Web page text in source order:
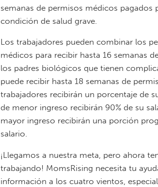
semanas de permisos médicos pagados
condición de salud grave.
Los trabajadores pueden combinar los
médicos para recibir hasta 16 semanas
los padres biológicos que tienen
puede recibir hasta 18 semanas de
trabajadores recibirán un porcentaje de
de menor ingreso recibirán 90% de su
mayor ingreso recibirán una porción
salario.
¡Llegamos a nuestra meta, pero ahora
trabajando! MomsRising necesita tu
información a los cuatro vientos,